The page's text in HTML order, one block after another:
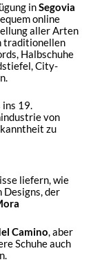
inSegovia
online
aller Arten
traditionellen
Halbschuhe
City-
ins 19.
von
zu
liefern, wie
der
Camino, aber
Schuhe auch